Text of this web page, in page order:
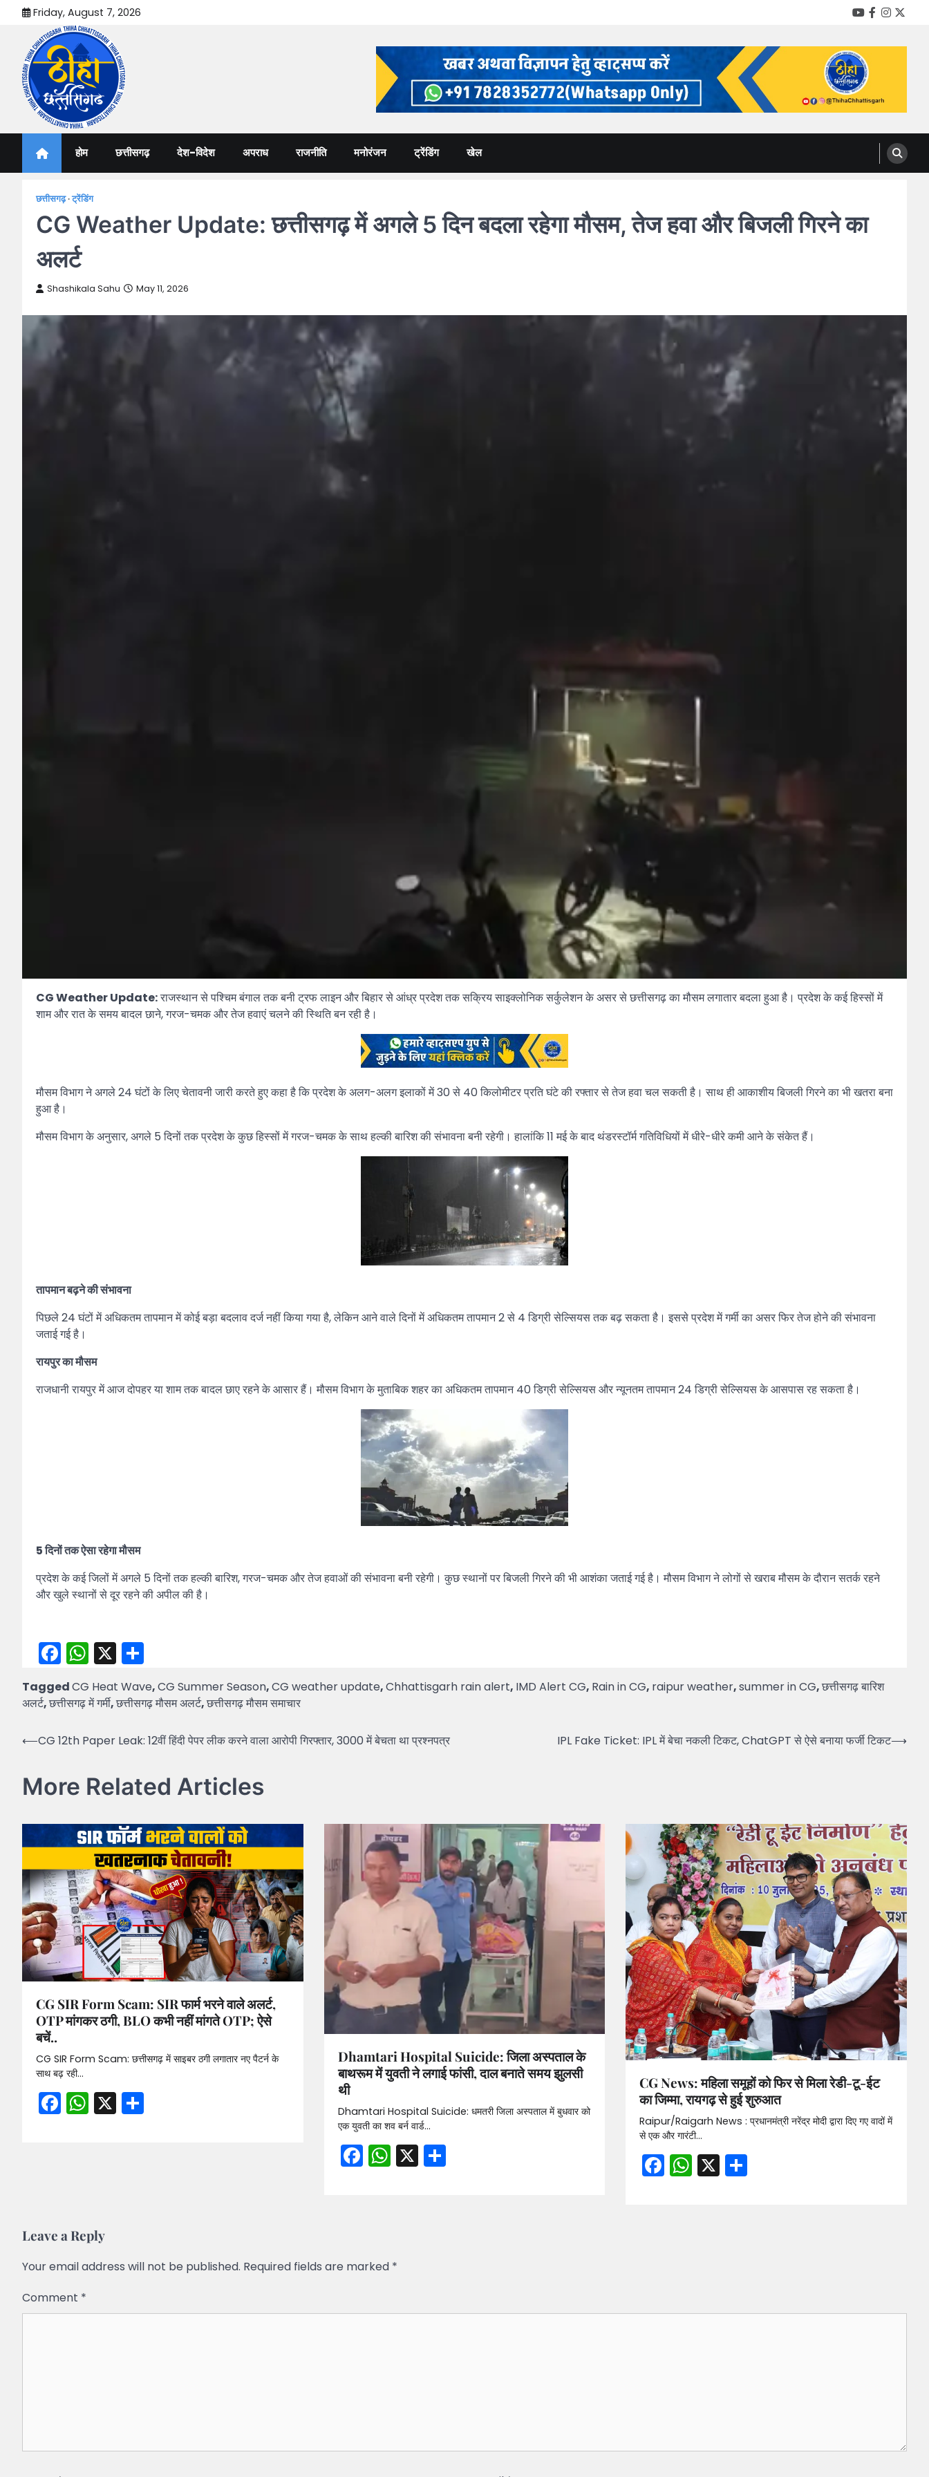
content
Friday, August 7, 2026 YouTube
Facebook
Thiha Chhattisgarh
होम छत्तीसगढ़ देश-विदेश अपराध राजनीति मनोरंजन ट्रेंडिंग खेल
छत्तीसगढ़ ट्रेंडिंग
CG Weather Update: छत्तीसगढ़ में अगले 5 दिन बदला रहेगा मौसम, तेज हवा और बिजली गिरने का
अलर्ट
Shashikala Sahu May 11, 2026
CG Weather Update:राजस्थान से पश्चिम बंगाल तक बनी ट्रफ लाइन और बिहार से आंध्र प्रदेश तक सक्रिय साइक्लोनिक सर्कुलेशन के असर से छत्तीसगढ़ का मौसम लगातार बदला हुआ है। प्रदेश के कई हिस्सों में
शाम और रात के समय बादल छाने, गरज-चमक और तेज हवाएं चलने की स्थिति बन रही है।
मौसम विभाग ने अगले 24 घंटों के लिए चेतावनी जारी करते हुए कहा है कि प्रदेश के अलग-अलग इलाकों में 30 से 40 किलोमीटर प्रति घंटे की रफ्तार से तेज हवा चल सकती है। साथ ही आकाशीय बिजली गिरने का भी खतरा बना
हुआ है।
मौसम विभाग के अनुसार, अगले 5 दिनों तक प्रदेश के कुछ हिस्सों में गरज-चमक के साथ हल्की बारिश की संभावना बनी रहेगी। हालांकि 11 मई के बाद थंडरस्टॉर्म गतिविधियों में धीरे-धीरे कमी आने के संकेत हैं।
तापमान बढ़ने की संभावना
पिछले 24 घंटों में अधिकतम तापमान में कोई बड़ा बदलाव दर्ज नहीं किया गया है, लेकिन आने वाले दिनों में अधिकतम तापमान 2 से 4 डिग्री सेल्सियस तक बढ़ सकता है। इससे प्रदेश में गर्मी का असर फिर तेज होने की संभावना
जताई गई है।
रायपुर का मौसम
राजधानी रायपुर में आज दोपहर या शाम तक बादल छाए रहने के आसार हैं। मौसम विभाग के मुताबिक शहर का अधिकतम तापमान 40 डिग्री सेल्सियस और न्यूनतम तापमान 24 डिग्री सेल्सियस के आसपास रह सकता है।
5 दिनों तक ऐसा रहेगा मौसम
प्रदेश के कई जिलों में अगले 5 दिनों तक हल्की बारिश, गरज-चमक और तेज हवाओं की संभावना बनी रहेगी। कुछ स्थानों पर बिजली गिरने की भी आशंका जताई गई है। मौसम विभाग ने लोगों से खराब मौसम के दौरान सतर्क रहने
और खुले स्थानों से दूर रहने की अपील की है।
Facebook
WhatsApp
X
TaggedCG Heat Wave,CG Summer Season,CG weather update,Chhattisgarh rain alert, IMD Alert CG, Rain in CG, raipur weather,summer in CG,छत्तीसगढ़ बारिश
अलर्ट,छत्तीसगढ़ में गर्मी,छत्तीसगढ़ मौसम अलर्ट,छत्तीसगढ़ मौसम समाचार
Post
⟵CG 12th Paper Leak: 12वीं हिंदी पेपर लीक करने वाला आरोपी गिरफ्तार, 3000 में बेचता था प्रश्नपत्र IPL Fake Ticket: IPL में बेचा नकली टिकट, ChatGPT से ऐसे बनाया फर्जी टिकट⟶
More Related Articles
CG SIR Form Scam: SIR फार्म भरने वाले अलर्ट,
OTP मांगकर ठगी, BLO कभी नहीं मांगते OTP; ऐसे
बचें..
CG SIR Form Scam: छत्तीसगढ़ में साइबर ठगी लगातार नए पैटर्न के
साथ बढ़ रही…
Facebook
WhatsApp
X
Dhamtari Hospital Suicide: जिला अस्पताल के
बाथरूम में युवती ने लगाई फांसी, दाल बनाते समय झुलसी
थी
Dhamtari Hospital Suicide: धमतरी जिला अस्पताल में बुधवार को
एक युवती का शव बर्न वार्ड…
Facebook
WhatsApp
X Share
CG News: महिला समूहों को फिर से मिला रेडी-टू-ईट
का जिम्मा, रायगढ़ से हुई शुरुआत
Raipur/Raigarh News : प्रधानमंत्री नरेंद्र मोदी द्वारा दिए गए वादों में
से एक और गारंटी…
Facebook
WhatsApp
X
Leave a Reply
Your email address will not be published. Required fields are marked *
Comment *